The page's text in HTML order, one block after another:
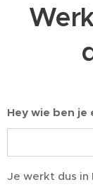
Hey wie ben je
Je werkt dus in